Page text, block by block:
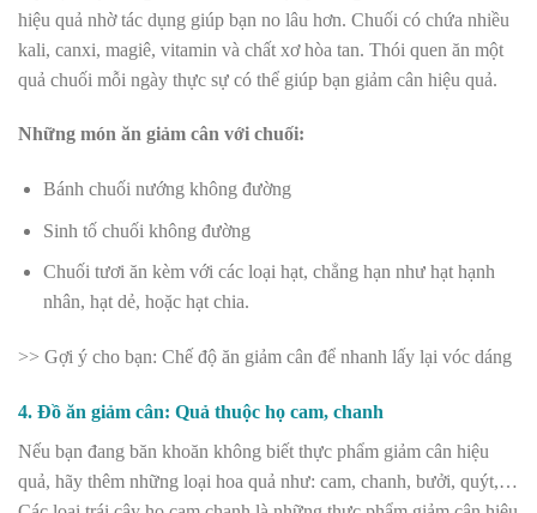
hiệu quả nhờ tác dụng giúp bạn no lâu hơn. Chuối có chứa nhiều
kali, canxi, magiê, vitamin và chất xơ hòa tan. Thói quen ăn một
quả chuối mỗi ngày thực sự có thể giúp bạn giảm cân hiệu quả.
Những món ăn giảm cân với chuối:
Bánh chuối nướng không đường
Sinh tố chuối không đường
Chuối tươi ăn kèm với các loại hạt, chẳng hạn như hạt hạnh
nhân, hạt dẻ, hoặc hạt chia.
>> Gợi ý cho bạn: Chế độ ăn giảm cân để nhanh lấy lại vóc dáng
4. Đồ ăn giảm cân: Quả thuộc họ cam, chanh
Nếu bạn đang băn khoăn không biết thực phẩm giảm cân hiệu
quả, hãy thêm những loại hoa quả như: cam, chanh, bưởi, quýt,…